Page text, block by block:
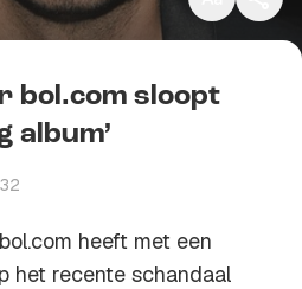
Kopieer link
bol.com sloopt
album’
heeft met een
het recente schandaal